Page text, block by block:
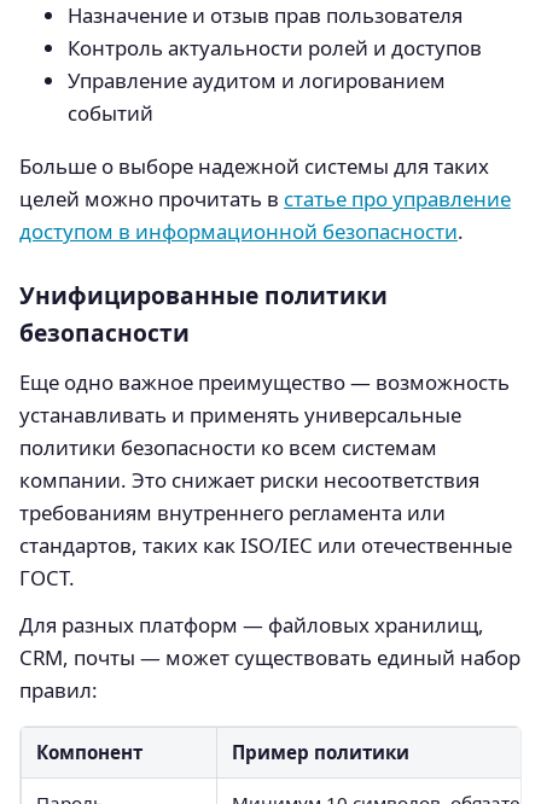
Назначение и отзыв прав пользователя
Контроль актуальности ролей и доступов
Управление аудитом и логированием
событий
Больше о выборе надежной системы для таких
целей можно прочитать в статье про управление
доступом в информационной безопасности.
Унифицированные политики
безопасности
Еще одно важное преимущество — возможность
устанавливать и применять универсальные
политики безопасности ко всем системам
компании. Это снижает риски несоответствия
требованиям внутреннего регламента или
стандартов, таких как ISO/IEC или отечественные
ГОСТ.
Для разных платформ — файловых хранилищ,
CRM, почты — может существовать единый набор
правил:
Компонент Пример политики